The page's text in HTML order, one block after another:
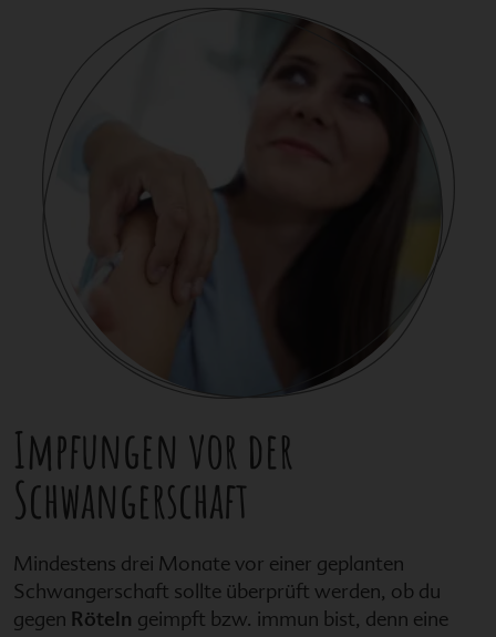
Impfungen vor der
Schwangerschaft
Mindestens drei Monate vor einer geplanten
Schwangerschaft sollte überprüft werden, ob du
gegen Röteln geimpft bzw. immun bist, denn eine